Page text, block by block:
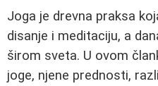
Joga je drevna praksa
disanje i meditaciju, a
širom sveta. U ovom
joge, njene prednosti,